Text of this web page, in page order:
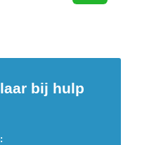
bij hulp